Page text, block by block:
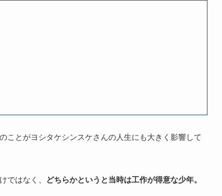
ことがヨシタケシンスケさんの人生にも大きく影響して
ではなく、 どちらかというと当時は工作が得意な少年。